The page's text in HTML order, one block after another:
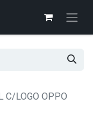
C/LOGO OPPO